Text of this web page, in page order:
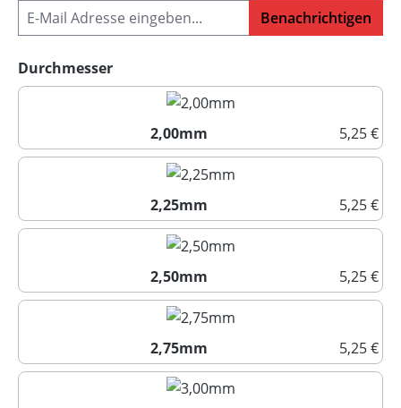
Benachrichtigen
Durchmesserauswählen
2,00mm
5,25 €
2,00mm
2,25mm
5,25 €
2,25mm
2,50mm
5,25 €
2,50mm
2,75mm
5,25 €
2,75mm